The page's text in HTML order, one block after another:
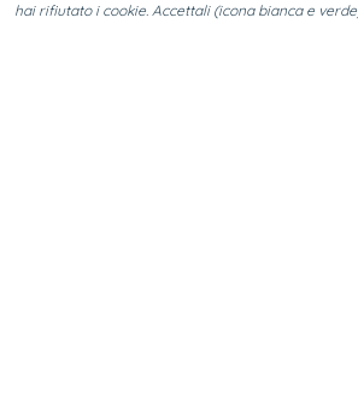
hai rifiutato i cookie. Accettali (icona bianca e